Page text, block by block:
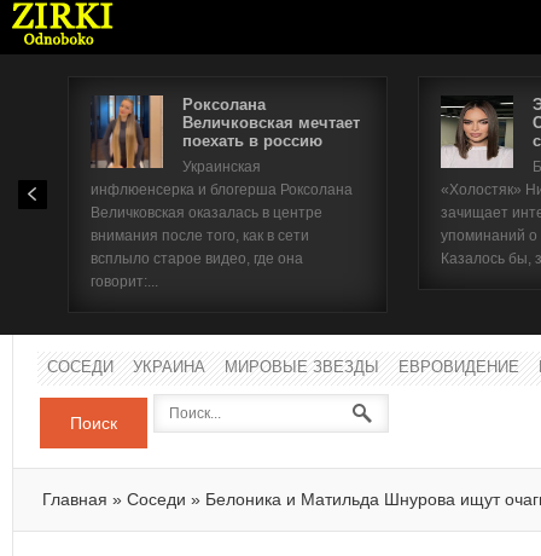
Роксолана
Величковская мечтает
поехать в россию
Украинская
инфлюенсерка и блогерша Роксолана
Величковская оказалась в центре
внимания после того, как в сети
всплыло старое видео, где она
говорит:...
«Холостяк»
зачищает
упоминаний
Казалось бы,
СОСЕДИ УКРАИНА МИРОВЫЕ ЗВЕЗДЫ ЕВРОВИДЕНИЕ
Поиск
Главная » Соседи » Белоника и Матильда Шнурова ищут
Имя